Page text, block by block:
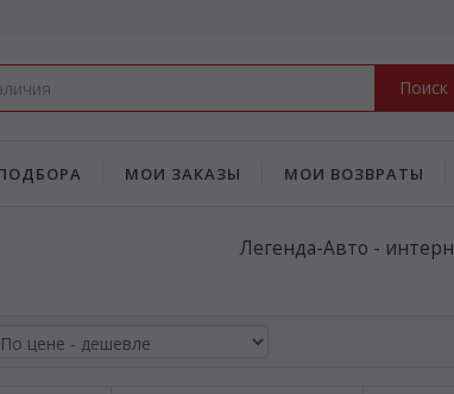
Поиск
МОИ ЗАКАЗЫ МОИ ВОЗВРАТЫ
Легенда-Авто -